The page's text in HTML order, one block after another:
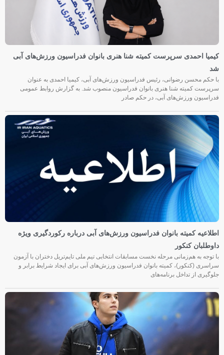
کیمیا احمدی سرپرست کمیته شنا هنری بانوان فدراسیون ورزش‌های آبی
شد
با حکم محسن رضوانی، رئیس فدراسیون ورزش‌های آبی، کیمیا احمدی به عنوان
سرپرست کمیته شنا هنری بانوان فدراسیون منصوب شد. به گزارش روابط عمومی
فدراسیون ورزش‌های آبی، در حکم صادر
اطلاعیه کمیته بانوان فدراسیون ورزش‌های آبی درباره رکوردگیری ویژه
داوطلبان کنکور
با توجه به هم‌زمانی مرحله نخست مسابقات انتخابی تیم ملی تایم‌تریل دختران با آزمون
سراسری (کنکور)، کمیته بانوان فدراسیون ورزش‌های آبی برای ایجاد شرایط برابر و
جلوگیری از تداخل برنامه‌های